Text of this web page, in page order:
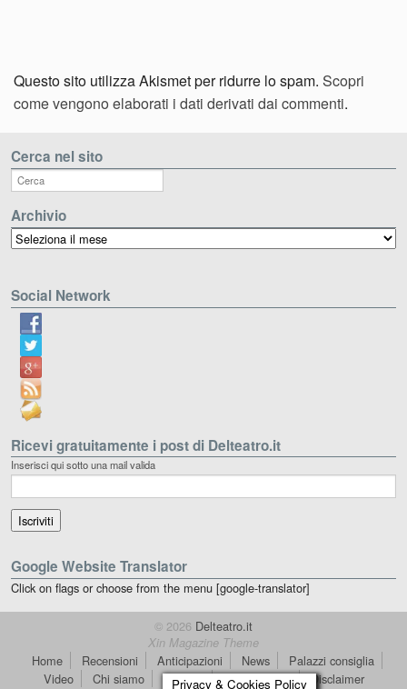
Questo sito utilizza Akismet per ridurre lo spam. Scopri
come vengono elaborati i dati derivati dai commenti.
Cerca nel sito
Archivio
Archivio
Social Network
Ricevi gratuitamente i post di Delteatro.it
Inserisci qui sotto una mail valida
Google Website Translator
Click on flags or choose from the menu [google-translator]
© 2026 Delteatro.it
Xin Magazine Theme
Home Recensioni Anticipazioni News
Palazzi consiglia
Video
Chi siamo Contatti dT in English Disclaimer
Privacy & Cookies Policy